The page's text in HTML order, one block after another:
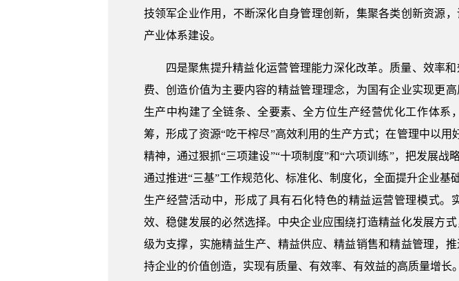
技领军企业作用，不断深化自身管理创新，集聚各类创新资源
产业体系建设。
四是聚焦提升精益化运营管理能力深化改革。质量、效率
费、创造价值为主要内容的精益管理理念，为国有企业实现更
生产中构建了全链条、全要素、全方位生产经营优化工作体
筹，形成了资源“吃干榨尽”高效利用的生产方式；在管理中以
精神，通过狠抓“三项建设”“十项制度”和“六项训练”，把发展
通过推进“三基”工作规范化、标准化、制度化，全面提升企业
生产经营活动中，形成了具有石化特色的精益运营管理模式
效、稳健发展的必然选择。中央企业应围绕打造精益化发展方
级为支撑，实施精益生产、精益供应、精益销售和精益管理，
持企业的价值创造，实现有质量、有效率、有效益的高质量增长。